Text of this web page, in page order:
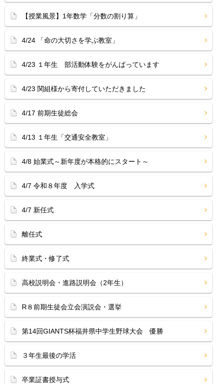
【授業風景】1年数学「分数の割り算」
4/24 「命の大切さを学ぶ教室」
4/23 １年生 部活動体験をがんばっています
4/23 関組様から寄付していただきました
4/17 前期生徒総会
4/13 １年生「交通安全教室」
4/8 始業式～新年度が本格的にスタート～
4/7 令和８年度 入学式
4/7 新任式
離任式
終業式・修了式
高校説明会・進路説明会（2年生）
R８前期生徒会立会演説会・選挙
第14回GIANTS杯福井県中学生野球大会 優勝
３年生最後の学活
卒業証書授与式